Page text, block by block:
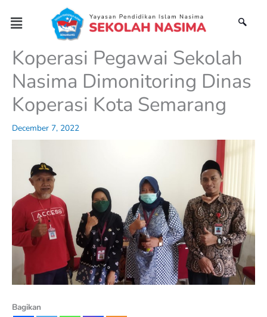
content
Menu
Koperasi Pegawai Sekolah
Nasima Dimonitoring Dinas
Koperasi Kota Semarang
December 7, 2022
Bagikan